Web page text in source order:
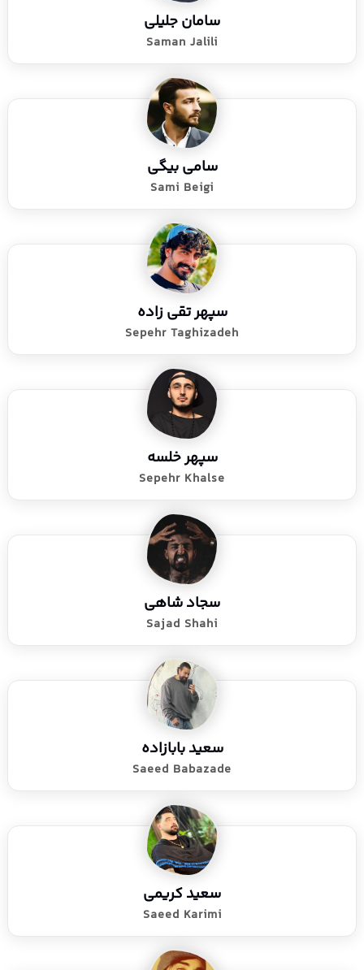
سامان جلیلی
Saman Jalili
سامی بیگی
Sami Beigi
سپهر تقی زاده
Sepehr Taghizadeh
سپهر خلسه
Sepehr Khalse
سجاد شاهی
Sajad Shahi
سعید بابازاده
Saeed Babazade
سعید کریمی
Saeed Karimi